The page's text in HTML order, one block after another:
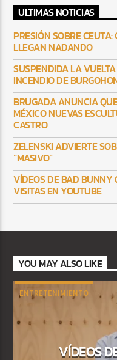
ULTIMAS NOTICIAS
PRESIÓN SOBRE
LLEGAN NADANDO
SUSPENDIDA LA
INCENDIO DE
BRUGADA ANUNCIA
MÉXICO NUEVAS
CASTRO
ZELENSKI ADVIERTE
“MASIVO”
VÍDEOS DE BAD BUNNY
VISITAS EN YOUTUBE
YOU MAY ALSO LIKE
ENTRETENIMIENTO
VÍDEOS